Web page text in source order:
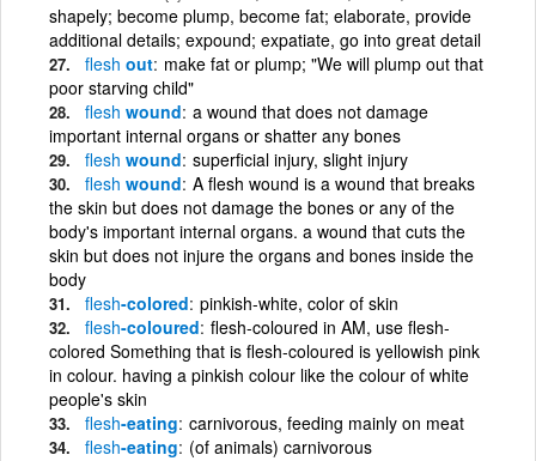
shapely; become plump, become fat; elaborate, provide
additional details; expound; expatiate, go into great detail
flesh out make fat or plump; "We will plump out that
poor starving child"
flesh wound a wound that does not damage
important internal organs or shatter any bones
flesh wound superficial injury, slight injury
flesh wound A flesh wound is a wound that breaks
the skin but does not damage the bones or any of the
body's important internal organs. a wound that cuts the
skin but does not injure the organs and bones inside the
body
flesh-colored pinkish-white, color of skin
flesh-coloured flesh-coloured in AM, use flesh-
colored Something that is flesh-coloured is yellowish pink
in colour. having a pinkish colour like the colour of white
people's skin
flesh-eating carnivorous, feeding mainly on meat
flesh-eating (of animals) carnivorous